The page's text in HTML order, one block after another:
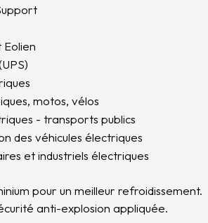
Eolien
motos, vélos
- transports publics
des véhicules électriques
et industriels électriques
pour un meilleur refroidissement.
anti-explosion appliquée.